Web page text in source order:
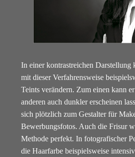
In einer kontrastreichen Darstellung
mit dieser Verfahrensweise
Teints verändern. Zum einen kann
anderen auch dunkler erscheinen
sich plötzlich zum Gestalter für
Bewerbungsfotos. Auch die Frisur
Methode perfekt. In fotografischer
die Haarfarbe beispielsweise